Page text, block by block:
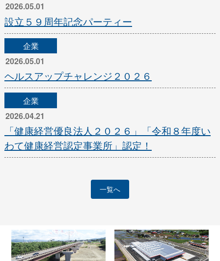
2026.05.01
設立５９周年記念パーティー
企業
2026.05.01
ヘルスアップチャレンジ２０２６
企業
2026.04.21
「健康経営優良法人２０２６」「令和８年度い
わて健康経営認定事業所」認定！
一覧へ